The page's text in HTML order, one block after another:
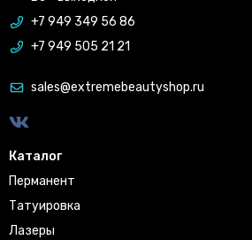
+7 949 349 56 86
+7 949 505 21 21
sales@extremebeautyshop.ru
Каталог
Перманент
Татуировка
Лазеры